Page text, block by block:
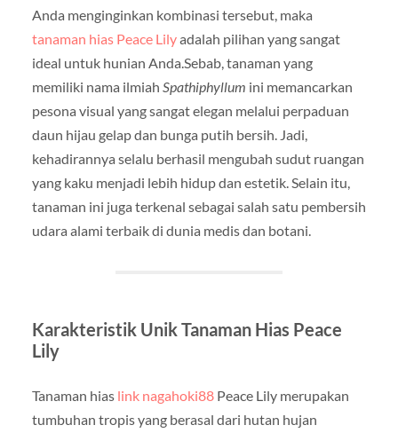
Anda menginginkan kombinasi tersebut, maka
tanaman hias Peace Lilyadalah pilihan yang sangat
ideal untuk hunian Anda.Sebab, tanaman yang
memiliki nama ilmiah Spathiphyllum ini memancarkan
pesona visual yang sangat elegan melalui perpaduan
daun hijau gelap dan bunga putih bersih. Jadi,
kehadirannya selalu berhasil mengubah sudut ruangan
yang kaku menjadi lebih hidup dan estetik. Selain itu,
tanaman ini juga terkenal sebagai salah satu pembersih
udara alami terbaik di dunia medis dan botani.
Karakteristik Unik Tanaman Hias Peace
Lily
Tanaman hias link nagahoki88Peace Lily merupakan
tumbuhan tropis yang berasal dari hutan hujan